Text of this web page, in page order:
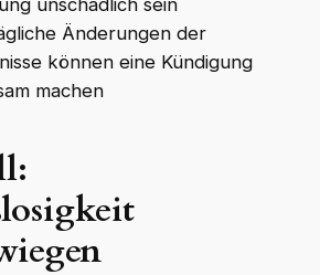
Änderungen der
können eine Kündigung
machen